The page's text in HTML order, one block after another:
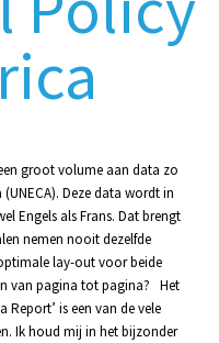
groot volume aan data zo
Deze data wordt in
Engels als Frans. Dat brengt
nemen nooit dezelfde
lay-out voor beide
van pagina tot pagina? Het
Report’ is een van de vele
Ik houd mij in het bijzonder